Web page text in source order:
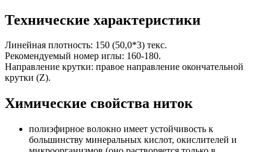
Технические характеристики
Линейная плотность: 150 (50,0*3) текс.
Рекомендуемый номер иглы: 160-180.
Направление крутки: правое направление окончательной
крутки (Z).
Химические свойства ниток
полиэфирное волокно имеет устойчивость к
большинству минеральных кислот, окислителей и